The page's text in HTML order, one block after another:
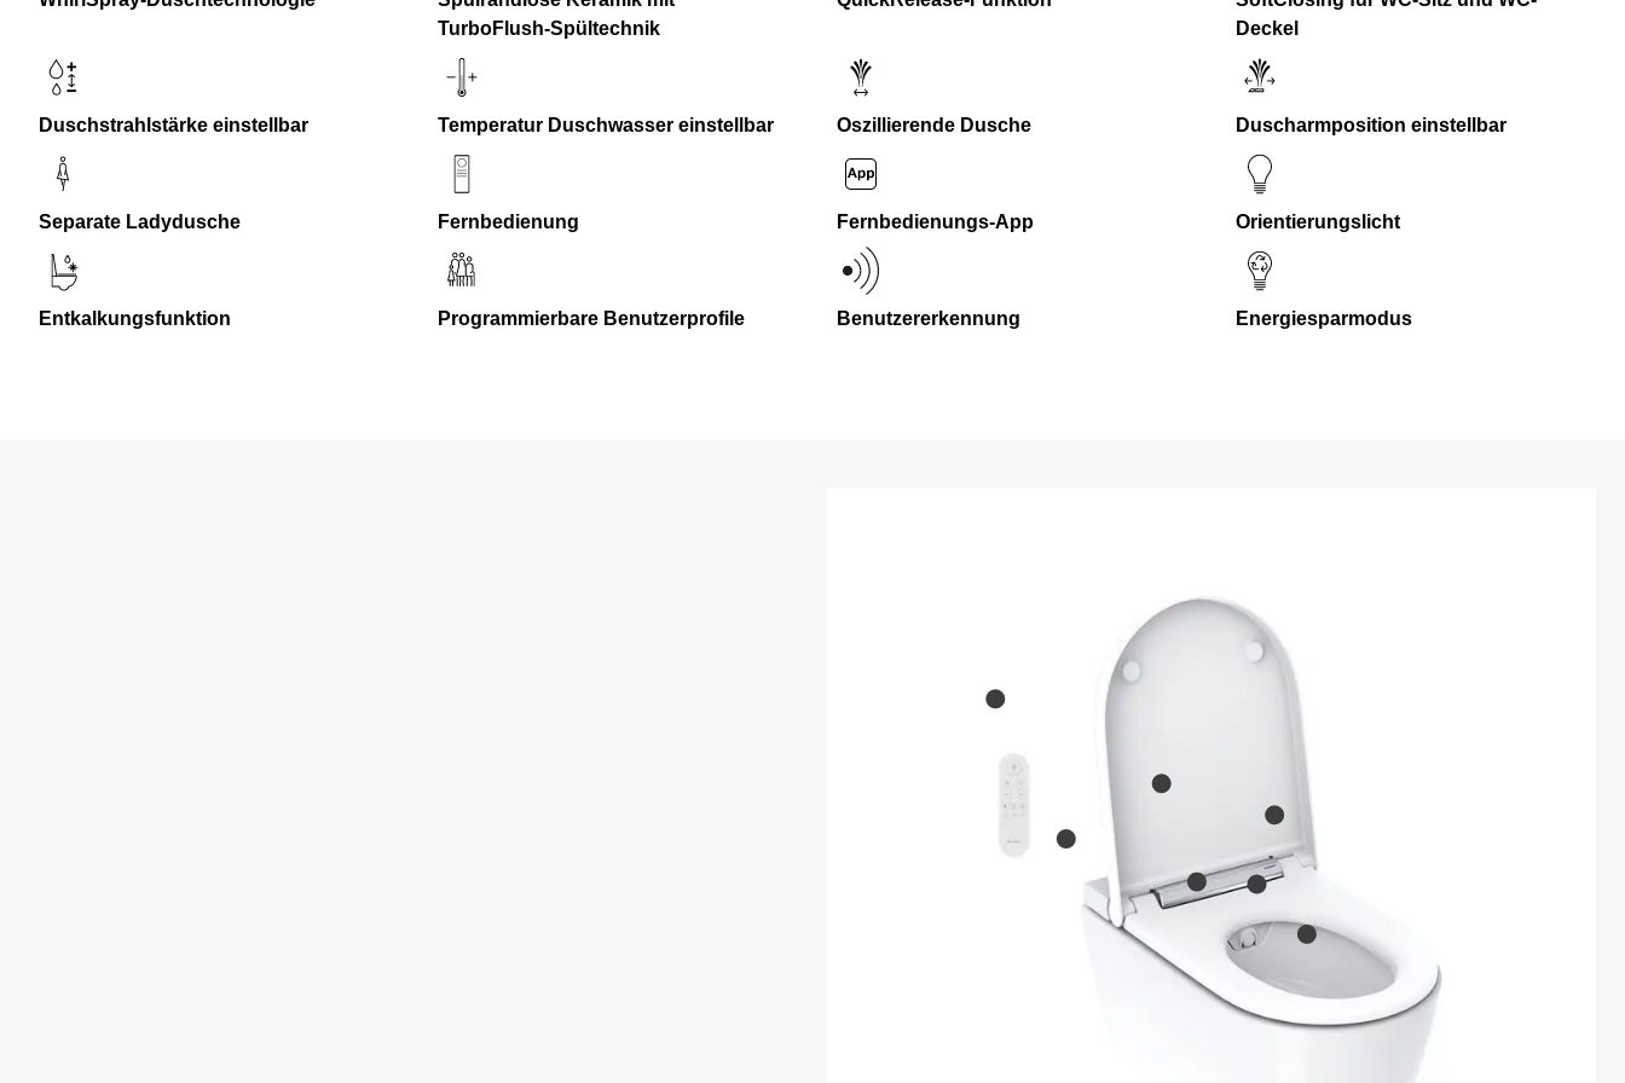
TurboFlush-Spültechnik
Deckel
Duschstrahlstärke einstellbar Temperatur Duschwasser einstellbar Oszillierende Dusche Duscharmposition einstellbar
Separate Ladydusche Fernbedienung Fernbedienungs-App Orientierungslicht
Entkalkungsfunktion Programmierbare Benutzerprofile Benutzererkennung Energiesparmodus